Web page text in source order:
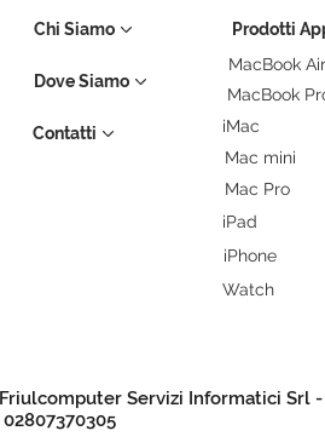
Chi Siamo
Dove Siamo
Contatti
Prodotti
MacBook Air
MacBook
iMac
Mac mini
Mac Pro
iPad
iPhone
Watch
Friulcomputer Servizi Informatici Srl -
02807370305